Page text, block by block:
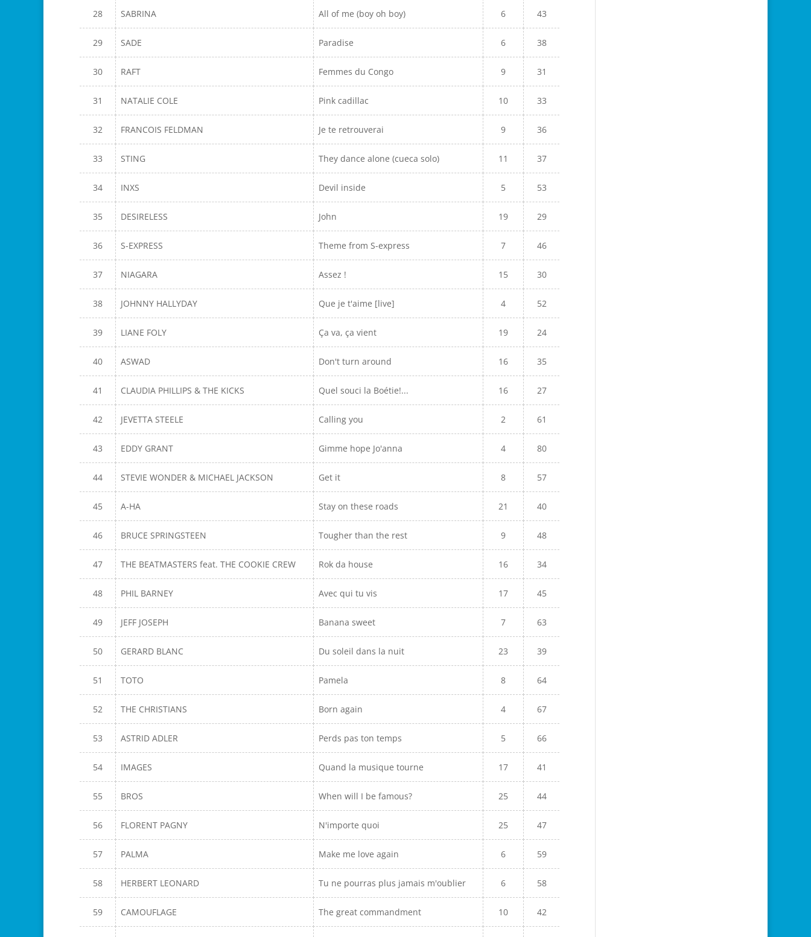
28 SABRINA All of me (boy oh boy) 6 43
29 SADE Paradise 6 38
30 RAFT Femmes du Congo 9 31
31 NATALIE COLE Pink cadillac 10 33
32 FRANCOIS FELDMAN Je te retrouverai 9 36
33 STING They dance alone (cueca solo) 11 37
34 INXS Devil inside 5 53
35 DESIRELESS John 19 29
36 S-EXPRESS Theme from S-express 7 46
37 NIAGARA Assez ! 15 30
38 JOHNNY HALLYDAY Que je t'aime [live] 4 52
39 LIANE FOLY Ça va, ça vient 19 24
40 ASWAD Don't turn around 16 35
41 CLAUDIA PHILLIPS & THE KICKS Quel souci la Boétie!... 16 27
42 JEVETTA STEELE Calling you 2 61
43 EDDY GRANT Gimme hope Jo'anna 4 80
44 STEVIE WONDER & MICHAEL JACKSON Get it 8 57
45 A-HA Stay on these roads 21 40
46 BRUCE SPRINGSTEEN Tougher than the rest 9 48
47 THE BEATMASTERS feat. THE COOKIE CREW Rok da house 16 34
48 PHIL BARNEY Avec qui tu vis 17 45
49 JEFF JOSEPH Banana sweet 7 63
50 GERARD BLANC Du soleil dans la nuit 23 39
51 TOTO Pamela 8 64
52 THE CHRISTIANS Born again 4 67
53 ASTRID ADLER Perds pas ton temps 5 66
54 IMAGES Quand la musique tourne 17 41
55 BROS When will I be famous? 25 44
56 FLORENT PAGNY N'importe quoi 25 47
57 PALMA Make me love again 6 59
58 HERBERT LEONARD Tu ne pourras plus jamais m'oublier 6 58
59 CAMOUFLAGE The great commandment 10 42